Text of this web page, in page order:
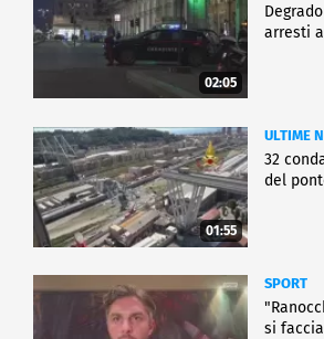
02:05
arresti
01:55
ULTIME
32
del
SPORT
si